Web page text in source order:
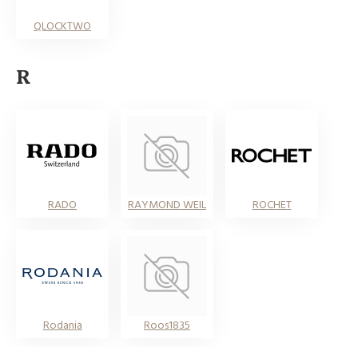
QLOCKTWO
R
RADO RAYMOND WEIL ROCHET
Rodania Roos1835